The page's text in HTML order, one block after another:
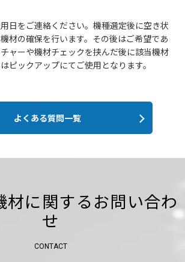
日をご連絡ください。機種選定後に空き状
材の確保を行います。その後はご希望であ
ャーや機材チェックを挟んだ後に該当機材
ピックアップにてご使用となります。
よくある質問一覧
材に関するお問い合わ
せ
CONTACT